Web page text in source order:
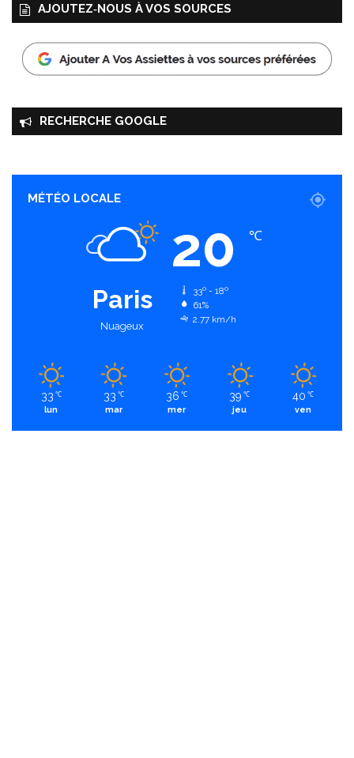
AJOUTEZ‑NOUS À VOS SOURCES
RECHERCHE GOOGLE
MÉTÉO LOCALE
Paris
Nuageux
20 ℃
33º - 18º
61%
2.77 km/h
33 ℃
lun
33 ℃
mar
36 ℃
mer
39 ℃
jeu
40 ℃
ven